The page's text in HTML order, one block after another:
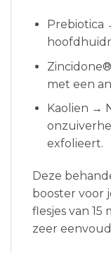
Prebiotica
met een
Kaolien →
exfolieert.
Deze
booster voor
flesjes van 15
zeer